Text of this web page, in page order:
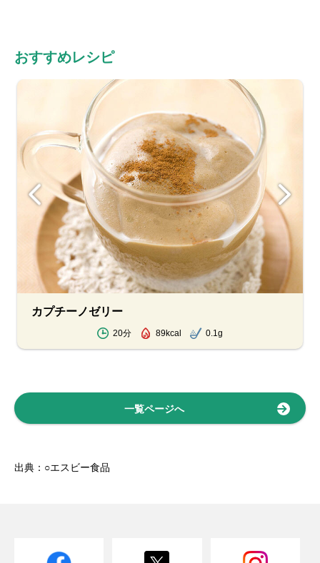
おすすめレシピ
カプチーノゼリー
20分 89kcal 0.1g
一覧ページへ
出典：○エスビー食品